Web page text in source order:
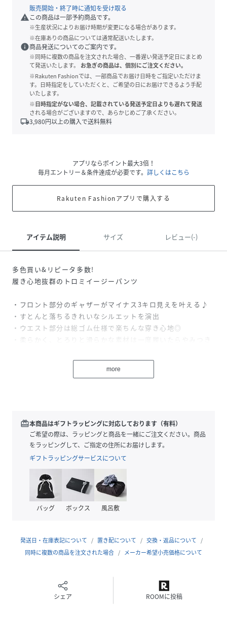
販売開始・終了時に通知を受け取る
warning この商品は一部予約商品です。
※生産状況によりお届け時期が変更になる場合があります。
※在庫ありの商品については通常配送いたします。
info商品発送についてのご案内です。
※同時に複数の商品を注文された場合、一番遅い発送予定日にまとめ
て発送いたします。
お急ぎの商品は、個別にご注文ください。
※Rakuten Fashionでは、一部商品でお届け日時をご指定いただけま
す。日時指定をしていただくと、ご希望の日にお届けできるよう手配
いたします。
※日時指定がない場合、記載されている発送予定日よりも遅れて発送
される場合がございますので、あらかじめご了承ください。
local_shipping3,980円以上の購入で送料無料
アプリならポイント最大3倍！
毎月エントリー＆条件達成が必要です。 詳しくはこちら
Rakuten Fashionアプリで購入する
アイテム説明 サイズ レビュー(-)
多色買い&リピータ多数!
履き心地抜群のトロミイージーパンツ
・フロント部分のギャザーがマイナス3キロ見えを叶える♪
・すとんと落ちるきれいなシルエットを演出
・ウエスト部分は総ゴム仕様で楽ちんな穿き心地◎
・柔らかく、とろりと滑らかな素材は一度履いたらやみつき
・春～秋にかけておすすめの素材感です！
・低身長から高身長まで楽しめる7サイズ展開！
がございます。
※XLサイズはWEB・一部店舗限定サイズです。
※素材の特性上、色や風合いに個体差がございます。
●スタイリング
・コンパクトカーディガンと合わせたメリハリのあるコーデ
・スウェットを合わせたリラクシーなカジュアルコーデ
・シャツを合わせると、こなれ感のあるキレイメコーデ
●おすすめのスタイリングアイテム
▶ライトスポンディッシュ衿付Wジップ半袖カーディガン
▶カップ付きリブタンクトップ
more
redeem本商品はギフトラッピングに対応しております（有料）
ご希望の際は、ラッピングと商品を一緒にご注文ください。商品
をラッピングして、ご指定の住所にお届けします。
ギフトラッピングサービスについて
バッグ ボックス 風呂敷
発送日・在庫表記について 置き配について
交換・返品について
同時に複数の商品を注文された場合
メーカー希望小売価格について
シェア ROOMに投稿